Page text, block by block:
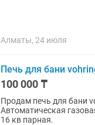
Алматы, 24 июля
Печь для бани
100 000 ₸
Продам печь для бани
Автоматическая
16 кв парная.